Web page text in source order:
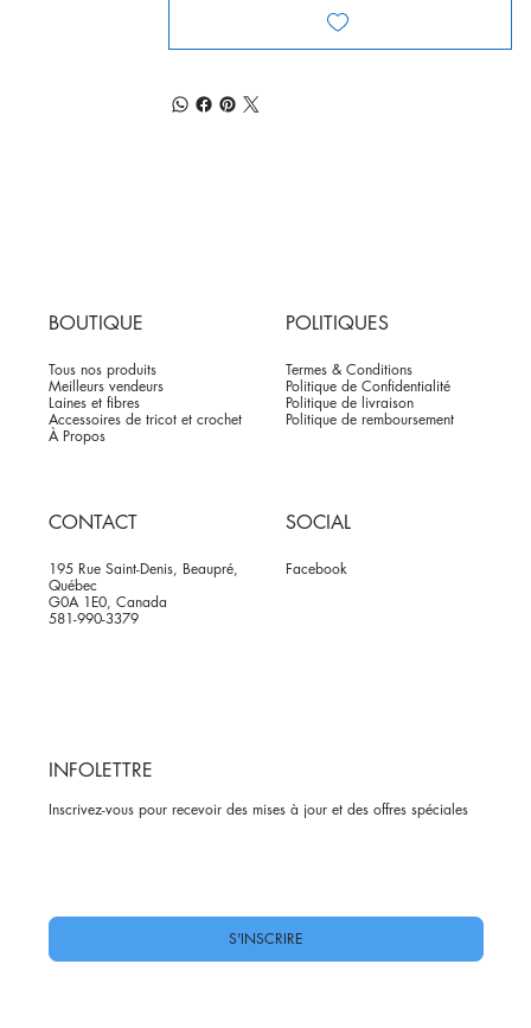
BOUTIQUE
Tous nos produits
Meilleurs vendeurs
Laines et fibres
Accessoires de tricot et crochet
À Propos
POLITIQUES
Termes & Conditions
Politique de Confidentialité
Politique de livraison
Politique de remboursement
CONTACT
195 Rue Saint-Denis, Beaupré,
Québec
G0A 1E0, Canada
581-990-3379
SOCIAL
Facebook
INFOLETTRE
Inscrivez-vous pour recevoir des mises à jour et des offres spéciales
S'INSCRIRE